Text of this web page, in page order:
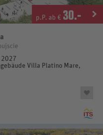
p.P. ab € 30.-
2027
Villa Platino Mare,